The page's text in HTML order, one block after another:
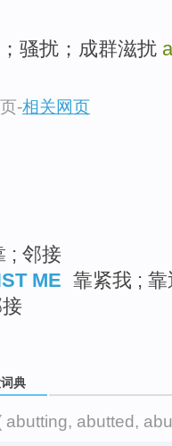
骚扰；成群滋扰
-相关网页
; 邻接
ME 靠紧我 ;
典
abutting, abutted,